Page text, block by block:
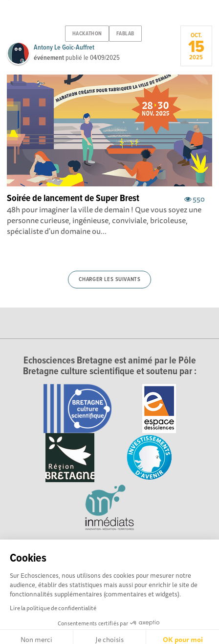
Cookies
Sur Echosciences, nous utilisons des cookies pour mesurer notre
audience, établir des statistiques mais aussi pour enrichir le site de
fonctionnalités supplémentaires (commentaires et widgets).
Lire la politique de confidentialité
Consentements certifiés par
Non merci Je choisis OK pour moi
HACKATHON FABLAB
Antony Le Goïc-Auffret
événement publié le04/09/2025
OCT.
15
2025
550
Soirée de lancement de Super Brest
48h pour imaginer la ville de demain ! Que vous soyez une
personne curieuse, ingénieuse, conviviale, bricoleuse,
spécialiste d'un domaine ou...
CHARGER LES SUIVANTS
Echosciences Bretagne est animé par le Pôle
Bretagne culture scientifique et soutenu par :
Explorer, s’exprimer, rentrer en contact : Echosciences
Bretagne est le réseau social des amateurs et passionnés de
sciences et de technologies en Bretagne.
Les contenus sont sous Licence Creative Commons Attribution - Pas d'Utilisation
Commerciale - Partage à l'Identique
Mentions légales|Politique de confidentialité
Ligne éditoriale